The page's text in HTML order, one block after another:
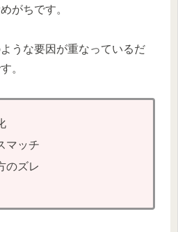
がちです。
うな要因が重なっているだ
。
マッチ
のズレ